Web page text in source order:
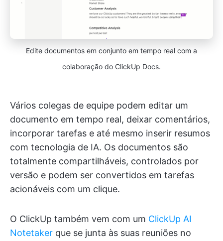
Edite documentos em conjunto em tempo real com a
colaboração do ClickUp Docs.
Vários colegas de equipe podem editar um
documento em tempo real, deixar comentários,
incorporar tarefas e até mesmo inserir resumos
com tecnologia de IA. Os documentos são
totalmente compartilháveis, controlados por
versão e podem ser convertidos em tarefas
acionáveis com um clique.
O ClickUp também vem com um ClickUp AI
Notetaker que se junta às suas reuniões no